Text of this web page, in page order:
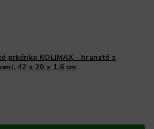
prkénko KOLIMAX - hranaté s
42 x 20 x 1,6 cm